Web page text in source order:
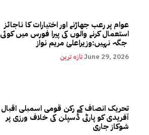
عوام پر رعب جھاڑنے اور اختیارات کا ناجائز
استعمال کرنے والوں کی پیرا فورس میں کوئی
تازہ ترینJune 29, 2026
تحریک انصاف کے رکن قومی اسمبلی اقبال
آفریدی کو پارٹی ڈسپلن کی خلاف ورزی پر
شوکاز جاری